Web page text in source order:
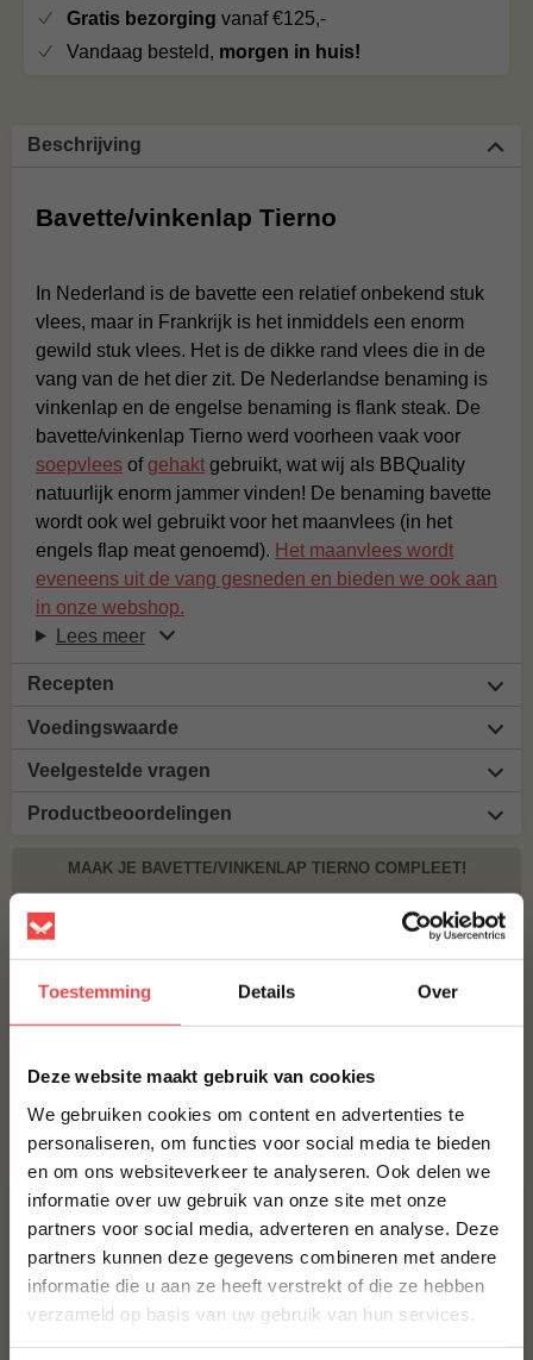
Toestemming Details Over
Deze website maakt gebruik van cookies
We gebruiken cookies om content en advertenties te
personaliseren, om functies voor social media te bieden
en om ons websiteverkeer te analyseren. Ook delen we
informatie over uw gebruik van onze site met onze
partners voor social media, adverteren en analyse. Deze
partners kunnen deze gegevens combineren met andere
informatie die u aan ze heeft verstrekt of die ze hebben
verzameld op basis van uw gebruik van hun services.
Gratis bezorging vanaf €125,-
Vandaag besteld, morgen in huis!
Beschrijving
Bavette/vinkenlap Tierno
In Nederland is de bavette een relatief onbekend stuk
vlees, maar in Frankrijk is het inmiddels een enorm
gewild stuk vlees. Het is de dikke rand vlees die in de
vang van de het dier zit. De Nederlandse benaming is
vinkenlap en de engelse benaming is flank steak. De
bavette/vinkenlap Tierno werd voorheen vaak voor
soepvlees ofgehakt gebruikt, wat wij als BBQuality
natuurlijk enorm jammer vinden! De benaming bavette
wordt ook wel gebruikt voor het maanvlees (in het
engels flap meat genoemd). Het maanvlees wordt
eveneens uit de vang gesneden en bieden we ook aan
in onze webshop.
Lees meer
Recepten
Voedingswaarde
Veelgestelde vragen
Productbeoordelingen
MAAK JE BAVETTE/VINKENLAP TIERNO COMPLEET!
€ 9,95
Bestel alles
10% korting op je
eerste bestelling*
Schrijf je in voor onze nieuwsbrief en ontvang direct
10% korting op jouw eerste bestelling.